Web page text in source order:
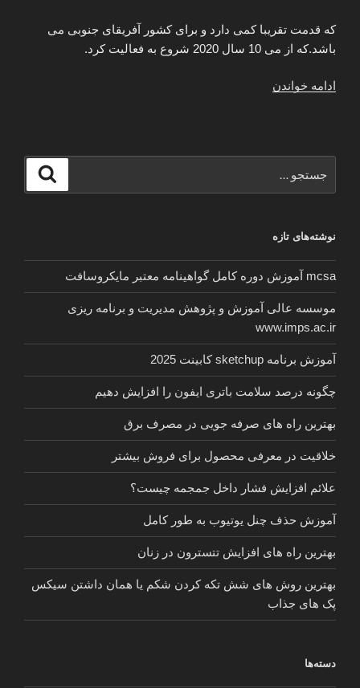
که قدمت تقریبا کمی دارد و برای کشور آفریقای جنوبی می
باشد.که از می 10 سال 2020 شروع به فعالیت کرد.
ادامه خواندن
برای
جستجو
نوشته‌های تازه
mcsa آموزش دوره کامل گواهینامه معتبر مایکروسافت
موسسه عالی آموزش و پژوهش مدیریت و برنامه ریزی
www.imps.ac.ir
آموزش برنامه sketchup کابینت 2025
چگونه درصد سلامت باتری ایفون را افزایش دهیم
بهترین راه های صرفه جویی در مصرف برق
خلاقیت در معرفی محصول برای فروش بیشتر
علائم افزایش فشار داخل جمجمه چیست؟
آموزش حذف چنل یوتیوب به طور کامل
بهترین راه های افزایش تتسترون در زنان
بهترین روش های شش تکه کردن شکم یا همان داشتن سیکس
پک های جذاب
دسته‌ها